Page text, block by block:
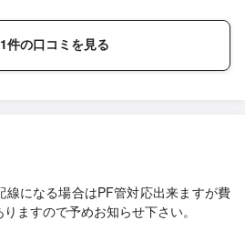
件の口コミを見る
線になる場合はPF管対応出来ますが費
ますので予めお知らせ下さい。